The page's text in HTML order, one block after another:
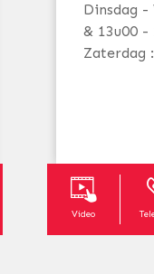
Dinsdag -
& 13u00 -
Zaterdag
Video